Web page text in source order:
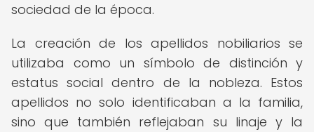
sociedad de la época.
La creación de los apellidos nobiliarios se
utilizaba como un símbolo de distinción y
estatus social dentro de la nobleza. Estos
apellidos no solo identificaban a la familia,
sino que también reflejaban su linaje y la